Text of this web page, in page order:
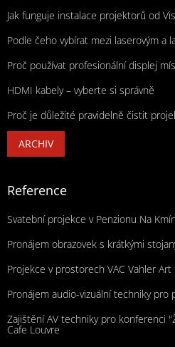
Jak funguje instalace projektorů od
Podle čeho vybírat mezi laserovým a
Proč používat profesionální displej
HDMI kabely – vyberte si správně
Proč je důležité pravidelně čistit
ARCHIV
Reference
Svatební projekce v Penzionu Na
Pronájem obrazovek s krátkými
Projekce v prostorech VAC Vahler Art
Pronájem audio-vizuální techniky pro
Zajištění AV techniky pro konferenci
Cafe Louvre